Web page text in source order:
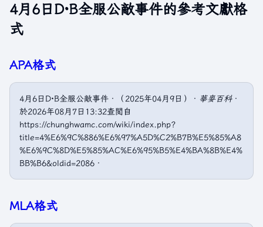
4月6日D·B全服公敵事件的參考文獻格
式
APA格式
4月6日D·B全服公敵事件．（2025年04月9日）． 華麥百科．
於2026年08月7日13:32查閲自
https://chunghwamc.com/wiki/index.php?
title=4%E6%9C%886%E6%97%A5D%C2%B7B%E5%85%A8
%E6%9C%8D%E5%85%AC%E6%95%B5%E4%BA%8B%E4%
BB%B6&oldid=2086．
MLA格式